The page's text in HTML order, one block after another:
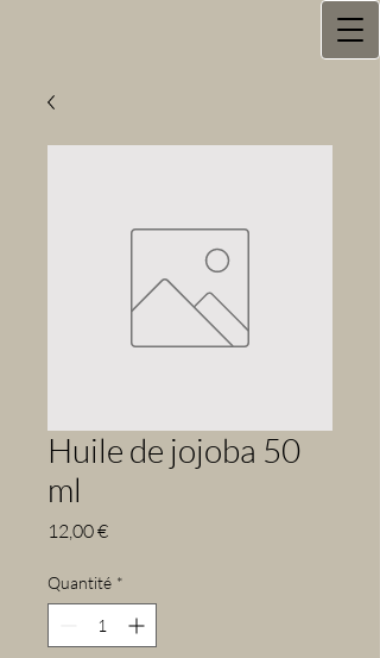
Huile de jojoba 50
ml
12,00 €Prix
Quantité *